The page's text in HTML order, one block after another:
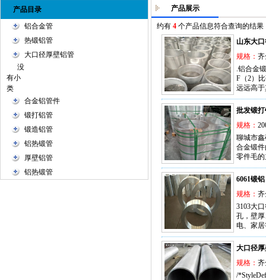
产品目录
铝合金管
热锻铝管
大口径厚壁铝管
没
有小
类
合金铝管件
锻打铝管
锻造铝管
铝热锻管
厚壁铝管
铝热锻管
产品展示
约有 4 个产品信息符合查询的结
山东大
规格： 齐
.铝合金
F（2）
远远高
批发锻
规格：
聊城市
合金锻
零件毛
6061锻铝
规格： 齐
3103大
孔，壁
电、家
大口径
规格： 齐
/